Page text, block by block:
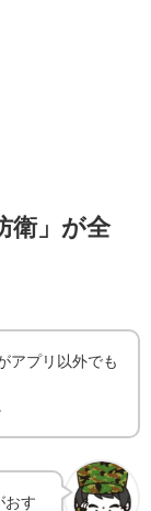
衛」が全
アプリ以外でも
おす